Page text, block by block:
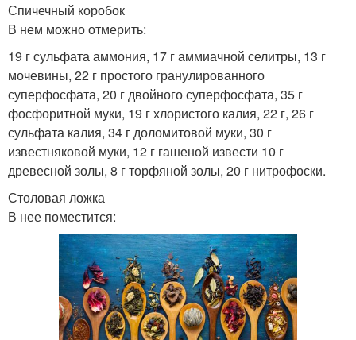
Спичечный коробок
В нем можно отмерить:
19 г сульфата аммония, 17 г аммиачной селитры, 13 г
мочевины, 22 г простого гранулированного
суперфосфата, 20 г двойного суперфосфата, 35 г
фосфоритной муки, 19 г хлористого калия, 22 г, 26 г
сульфата калия, 34 г доломитовой муки, 30 г
известняковой муки, 12 г гашеной извести 10 г
древесной золы, 8 г торфяной золы, 20 г нитрофоски.
Столовая ложка
В нее поместится: